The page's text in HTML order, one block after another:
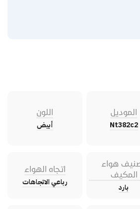
الموديل
Nt382c2
اللون
أبيض
هواء
المكيف
بارد
اتجاه الهواء
رباعي الاتجاهات